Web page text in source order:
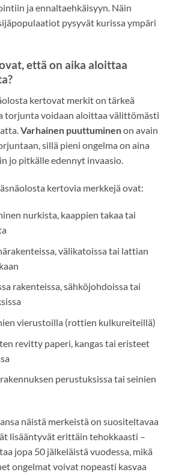
ja ennaltaehkäisyyn. Näin
pysyvät kurissa ympäri
että on aika aloittaa
kertovat merkit on tärkeä
torjunta voidaan aloittaa välittömästi
Varhainen puuttuminenon avain
sillä pieni ongelma on aina
jo pitkälle edennyt invaasio.
kertovia merkkejä ovat:
nurkista, kaappien takaa tai
välikatoissa tai lattian
rakenteissa, sähköjohdoissa tai
vierustoilla (rottien kulkureiteillä)
revitty paperi, kangas tai eristeet
perustuksissa tai seinien
näistä merkeistä on suositeltavaa
lisääntyvät erittäin tehokkaasti –
jopa 50 jälkeläistä vuodessa, mikä
ongelmat voivat nopeasti kasvaa